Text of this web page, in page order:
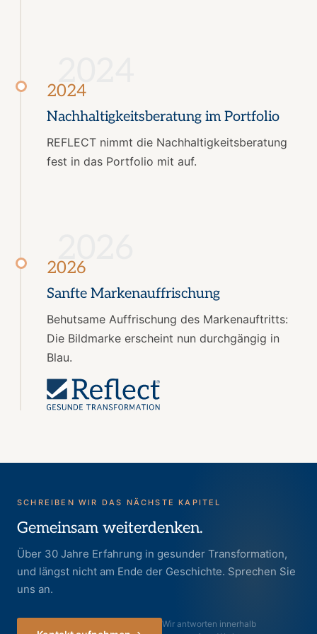
2024
Nachhaltigkeitsberatung im Portfolio
REFLECT nimmt die Nachhaltigkeitsberatung
fest in das Portfolio mit auf.
2026
Sanfte Markenauffrischung
Behutsame Auffrischung des Markenauftritts:
Die Bildmarke erscheint nun durchgängig in
Blau.
SCHREIBEN WIR DAS NÄCHSTE KAPITEL
Gemeinsam weiterdenken.
Über 30 Jahre Erfahrung in gesunder Transformation,
und längst nicht am Ende der Geschichte. Sprechen Sie
uns an.
Wir antworten innerhalb